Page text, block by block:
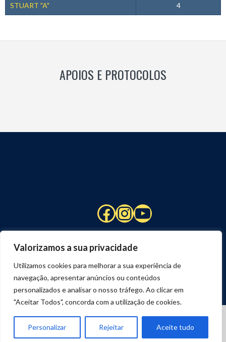
Valorizamos a sua privacidade
Utilizamos cookies para melhorar a sua experiência de
navegação, apresentar anúncios ou conteúdos
personalizados e analisar o nosso tráfego. Ao clicar em
"Aceitar Todos", concorda com a utilização de cookies.
Personalizar Rejeitar Aceite tudo
STUART "A" 4
APOIOS E PROTOCOLOS
Facebook
Instagram
YouTube
DESENVOLVIDO POR
JOSEXAVIER.COM